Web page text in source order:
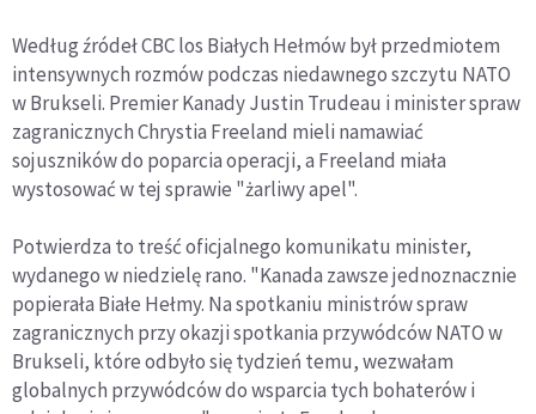
Według źródeł CBC los Białych Hełmów był przedmiotem
intensywnych rozmów podczas niedawnego szczytu NATO
w Brukseli. Premier Kanady Justin Trudeau i minister spraw
zagranicznych Chrystia Freeland mieli namawiać
sojuszników do poparcia operacji, a Freeland miała
wystosować w tej sprawie "żarliwy apel".
Potwierdza to treść oficjalnego komunikatu minister,
wydanego w niedzielę rano. "Kanada zawsze jednoznacznie
popierała Białe Hełmy. Na spotkaniu ministrów spraw
zagranicznych przy okazji spotkania przywódców NATO w
Brukseli, które odbyło się tydzień temu, wezwałam
globalnych przywódców do wsparcia tych bohaterów i